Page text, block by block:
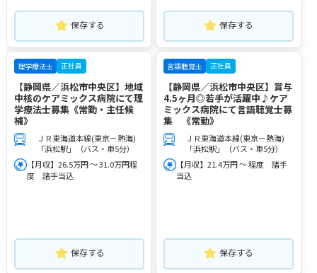
保存する 保存する
理学療法士 正社員
【静岡県／浜松市中央区】地域
中核のケアミックス病院にて理
学療法士募集《常勤・主任候
補》
ＪＲ東海道本線(東京－熱海)
「浜松駅」（バス・車5分）
【月収】26.5万円 ～ 31.0万円程
度 諸手当込
保存する
言語聴覚士 正社員
【静岡県／浜松市中央区】賞与
4.5ヶ月◎若手が活躍中♪ケア
ミックス病院にて言語聴覚士募
集 《常勤》
ＪＲ東海道本線(東京－熱海)
「浜松駅」（バス・車5分）
【月収】21.4万円 ～ 程度 諸手
当込
保存する